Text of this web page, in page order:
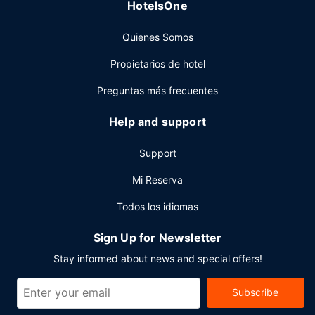
servicio de recepción las 24 horas a tu disposición. ¿Estás
a tu disposición 349 metros cuadrados de espacio con
centro de conferencias y 4 salas de reuniones. Hay un
aparcamiento sin asistencia (de pago) disponible.
HotelsOne
Quienes Somos
Propietarios de hotel
Preguntas más frecuentes
Help and support
Support
Mi Reserva
Todos los idiomas
Sign Up for Newsletter
Stay informed about news and special offers!
Subscribe